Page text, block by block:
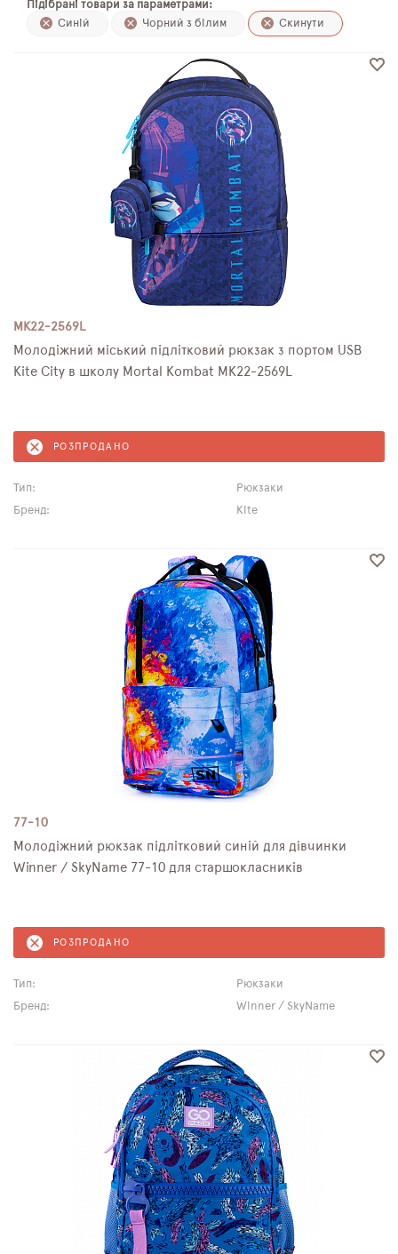
ПЛЯШКИ ДЛЯ ВОДИ
Підібрані товари за параметрами:
Синій
Чорний з білим Скинути
MK22-2569L
Молодіжний міський підлітковий рюкзак з портом USB
Kite City в школу Mortal Kombat MK22-2569L
РОЗПРОДАНО
Тип:
Рюкзаки
Бренд:
Kite
77-10
Молодіжний рюкзак підлітковий синій для дівчинки
Winner / SkyName 77-10 для старшокласників
РОЗПРОДАНО
Тип:
Рюкзаки
Бренд:
Winner / SkyName